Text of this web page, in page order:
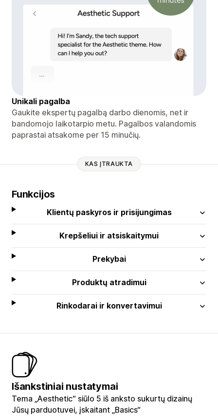
Unikali pagalba
Gaukite ekspertų pagalbą darbo dienomis, net ir
bandomojo laikotarpio metu. Pagalbos valandomis
paprastai atsakome per 15 minučių.
KAS ĮTRAUKTA
Funkcijos
Klientų paskyros ir prisijungimas
Krepšeliui ir atsiskaitymui
Prekybai
Produktų atradimui
Rinkodarai ir konvertavimui
Išankstiniai nustatymai
Tema „Aesthetic“ siūlo 5 iš anksto sukurtų dizainų
Jūsų parduotuvei, įskaitant „Basics“